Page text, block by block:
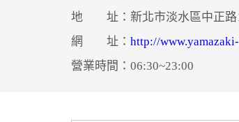
地 址：新北市淡水區中正路
網 址： http://
營業時間：06:30~23:00